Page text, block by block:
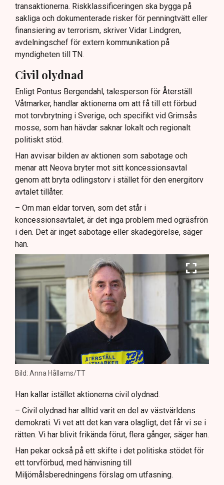
transaktionerna. Riskklassificeringen ska bygga på
sakliga och dokumenterade risker för penningtvätt eller
finansiering av terrorism, skriver Vidar Lindgren,
avdelningschef för extern kommunikation på
myndigheten till TN.
Civil olydnad
Enligt Pontus Bergendahl, talesperson för Återställ
Våtmarker, handlar aktionerna om att få till ett förbud
mot torvbrytning i Sverige, och specifikt vid Grimsås
mosse, som han hävdar saknar lokalt och regionalt
politiskt stöd.
Han avvisar bilden av aktionen som sabotage och
menar att Neova bryter mot sitt koncessionsavtal
genom att bryta odlingstorv i stället för den energitorv
avtalet tillåter.
– Om man eldar torven, som det står i
koncessionsavtalet, är det inga problem med ogräsfrön
i den. Det är inget sabotage eller skadegörelse, säger
han.
Bild: Anna Hållams/TT
Han kallar istället aktionerna civil olydnad.
– Civil olydnad har alltid varit en del av västvärldens
demokrati. Vi vet att det kan vara olagligt, det får vi se i
rätten. Vi har blivit frikända förut, flera gånger, säger han.
Han pekar också på ett skifte i det politiska stödet för
ett torvförbud, med hänvisning till
Miljömålsberedningens förslag om utfasning.